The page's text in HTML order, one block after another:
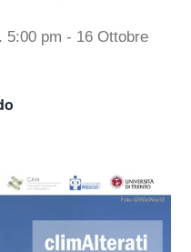
5:00 pm - 16 Ottobre